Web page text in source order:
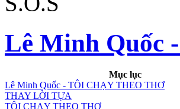
Lê Minh Quốc
Mục lục
Lê Minh Quốc - TÔI CHẠY THEO THƠ
THAY LỜI TỰA
TÔI CHẠY THEO THƠ